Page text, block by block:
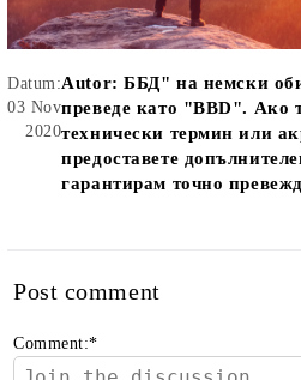
Datum:
03 Nov
2020
Autor: ББД" на немски
преведе като "BBD". Ако
технически термин или
предоставете
гарантирам точно
Post comment
Comment:*